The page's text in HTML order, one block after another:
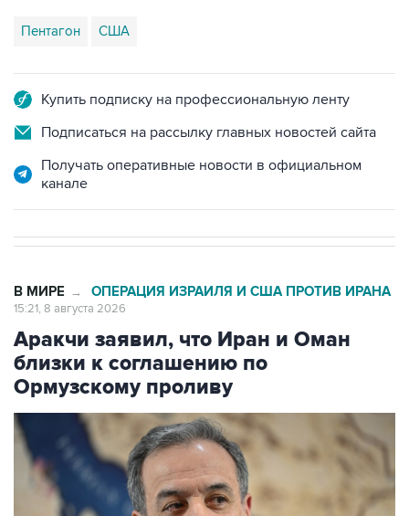
Пентагон США
Купить подписку на профессиональную ленту
Подписаться на рассылку главных новостей сайта
Получать оперативные новости в официальном
канале
В МИРЕ → ОПЕРАЦИЯ ИЗРАИЛЯ И США ПРОТИВ ИРАНА
15:21, 8 августа 2026
Аракчи заявил, что Иран и Оман
близки к соглашению по
Ормузскому проливу